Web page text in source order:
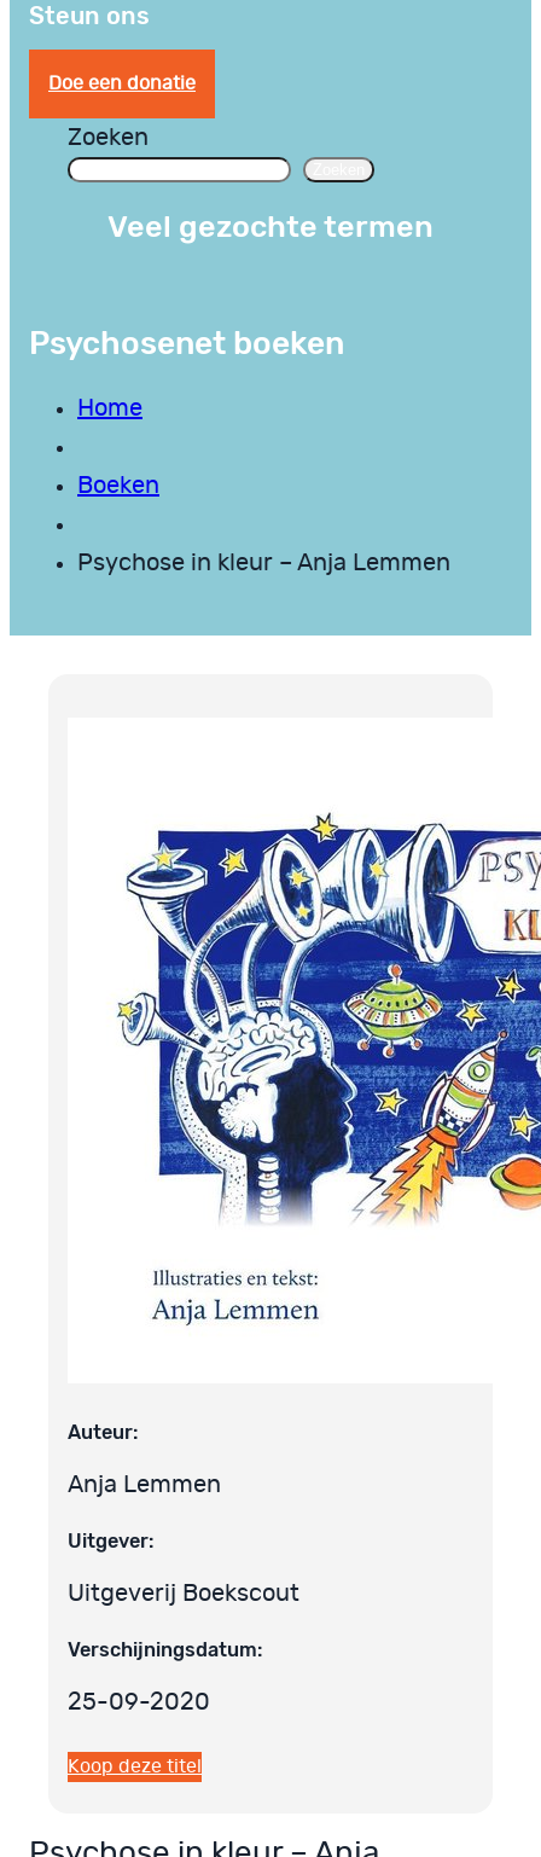
Steun ons
Doe een donatie
Zoeken
Veel gezochte termen
Psychosenet boeken
Home
Boeken
Psychose in kleur – Anja Lemmen
Auteur:
Anja Lemmen
Uitgever:
Uitgeverij Boekscout
Verschijningsdatum:
25-09-2020
Koop deze titel